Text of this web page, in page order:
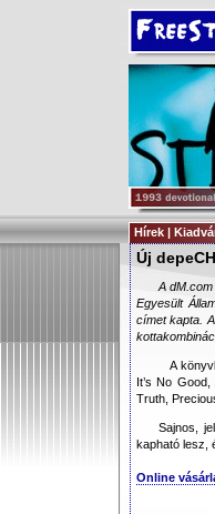
Hírek |
Új
A
Egyesült
címet kapta.
A
It’s No
Truth,
Sajnos,
kapható lesz,
Online